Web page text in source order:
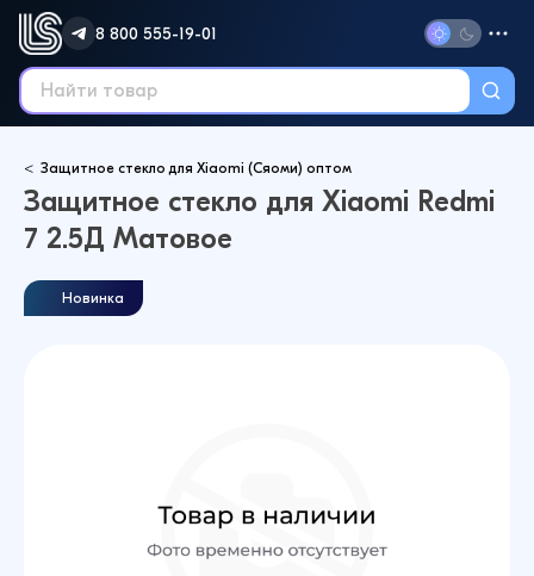
8 800 555-19-01
Защитное стекло для Xiaomi (Сяоми) оптом
Защитное стекло для Xiaomi Redmi
7 2.5Д Матовое
Новинка